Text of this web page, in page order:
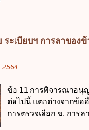
บัญญัติเงินคงคลัง พ.ศ.
กระทรวงการคลัง ว่าด้ว
การรับเงิน การจ่ายเงิน
สำรองจ่ายได้แห่งละไม่เ
บาท ข. 50,000 บาท ค.
บาท ข้อ 4 ดอกเบี้ยที่เกิด
การประมวลผลข้อมูลส่
ควบคุมข้อมูลส่วนบุคคล
บุคคลตามหลักการข้อใด
กฎหมายคุ้มครองข้อมูล
ข้อมูลส่วนบุคคลให้ถูกต้อ
เรียน ค. อุทธรณ์ ง. ฟ้อง
สำคัญของสิทธิในการล
ะเบียบฯ การลาของข้
2564
ข้อ 11 การพิจารณาอนุ
ต่อไปนี้ แตกต่างจากข้อ
การตรวจเลือก ข. การ